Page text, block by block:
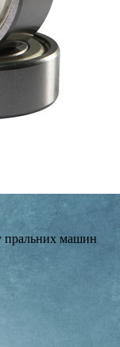
пральних машин